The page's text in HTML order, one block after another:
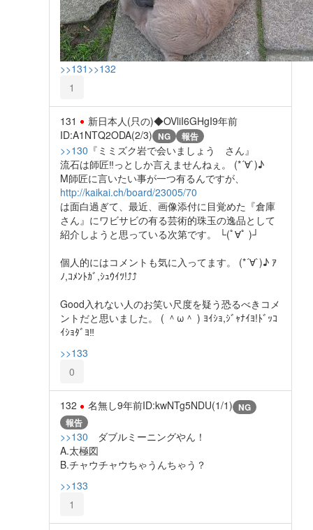
>>131 >>132
1
131 新日本人(只の)◆OVliI6GHgI9年前
ID:A1NTQ2ODA(2/3) NG 報告
>>130 『ミミズク岩で会いましょう さん』
流石は師匠‼っとしか言えませんねぇ。 (*´∀`)♪
M師匠に言いたい事が一つ有るんですが、
http://kaikai.ch/board/23005/70
は面白過ぎて、最近、画像添付に目覚めた『倉庫
さん』にワビサビの有る芸術的珠玉の逸品として
紹介しようと思っている次第です。 └(ﾟ∀ﾟ )┘
個人的にはコメントも気に入ってます。 (*´∀`)♪ ｱ
ﾉ,ｺﾒﾝﾄｶﾞ,ｼｭｳｲﾂ!⤴⤴
Good入れない人のお笑い尺度を疑う恐るべきコメ
ントだと思いました。 ( ＾ω＾ ) ﾖｲｼｮ,ｼﾞｬﾅｲﾖ!ﾄﾞｯｺ
ｲｼｮﾀﾞﾖ‼
>>133
0
132 名無し9年前ID:kwNTg5NDU(1/1) NG
報告
>>130 ダブルミーニングやん！
A.太極図
B.チャウチャウちゃうんちゃう？
>>133
1